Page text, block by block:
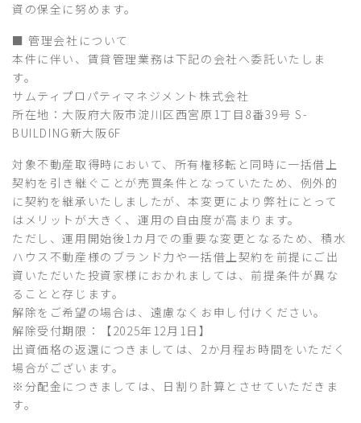
資の保全に努めます。
■ 管理会社について
本件に伴い、賃貸管理業務は下記の会社へ委託いたしま
す。
サムティプロパティマネジメント株式会社
所在地：大阪府大阪市淀川区西宮原1丁目8番39号 S-
BUILDING新大阪6F
対象不動産取得時において、所有権移転と同時に一括借上
契約を引き継ぐことが売買条件となっていたため、例外的
に契約を継承いたしましたが、本変更により弊社にとって
はメリットが大きく、運用の自由度が高まります。
ただし、運用開始後1カ月での重要な変更となるため、積水
ハウス不動産様のブランド力や一括借上契約を前提にご出
資いただいた投資家様におかれましては、前提条件が異な
ることと存じます。
解除をご希望の場合は、遠慮なくお申し付けください。
解除受付期限：【2025年12月1日】
出資価格の返還につきましては、2か月程お時間をいただく
場合がございます。
※分配金につきましては、日割り計算とさせていただきま
す。